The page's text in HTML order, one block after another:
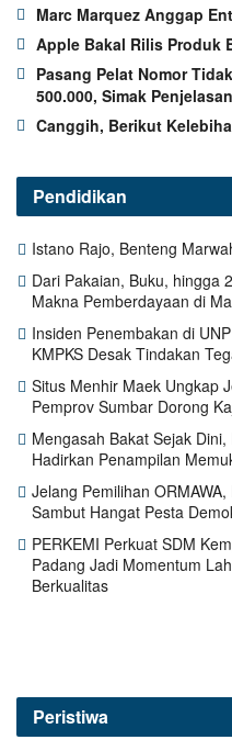
Marc Marquez Anggap
Apple Bakal Rilis Produk
Pasang Pelat Nomor
500.000, Simak
Canggih, Berikut
Pendidikan
Istano Rajo, Benteng
Dari Pakaian, Buku, hingga
Makna Pemberdayaan di
Insiden Penembakan di
KMPKS Desak Tindakan
Situs Menhir Maek Ungkap
Pemprov Sumbar Dorong
Mengasah Bakat Sejak
Hadirkan Penampilan
Jelang Pemilihan
Sambut Hangat Pesta
PERKEMI Perkuat SDM
Padang Jadi Momentum
Berkualitas
Peristiwa